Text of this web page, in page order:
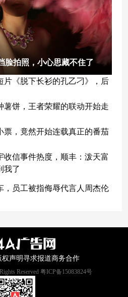
脸拍照，小心思藏不住了
片《脱下长衫的孔乙刁》，后
薯饼，王者荣耀的联动开始走
票，竟然开始连载真正的番茄
收信事件热度，顺丰：泼天富
我了
，员工被指侮辱代言人周杰伦
权声明寻求报道商务合作
Reserved 粤ICP备15083824号